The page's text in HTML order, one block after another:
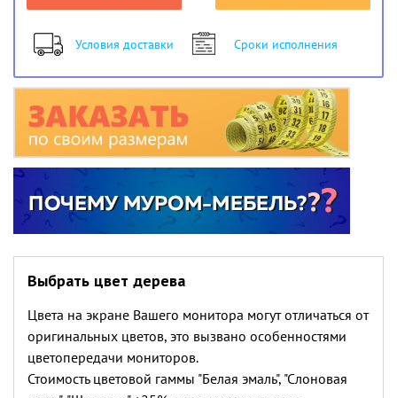
Условия доставки Сроки исполнения
Выбрать цвет дерева
Цвета на экране Вашего монитора могут отличаться от
оригинальных цветов, это вызвано особенностями
цветопередачи мониторов.
Стоимость цветовой гаммы "Белая эмаль", "Слоновая